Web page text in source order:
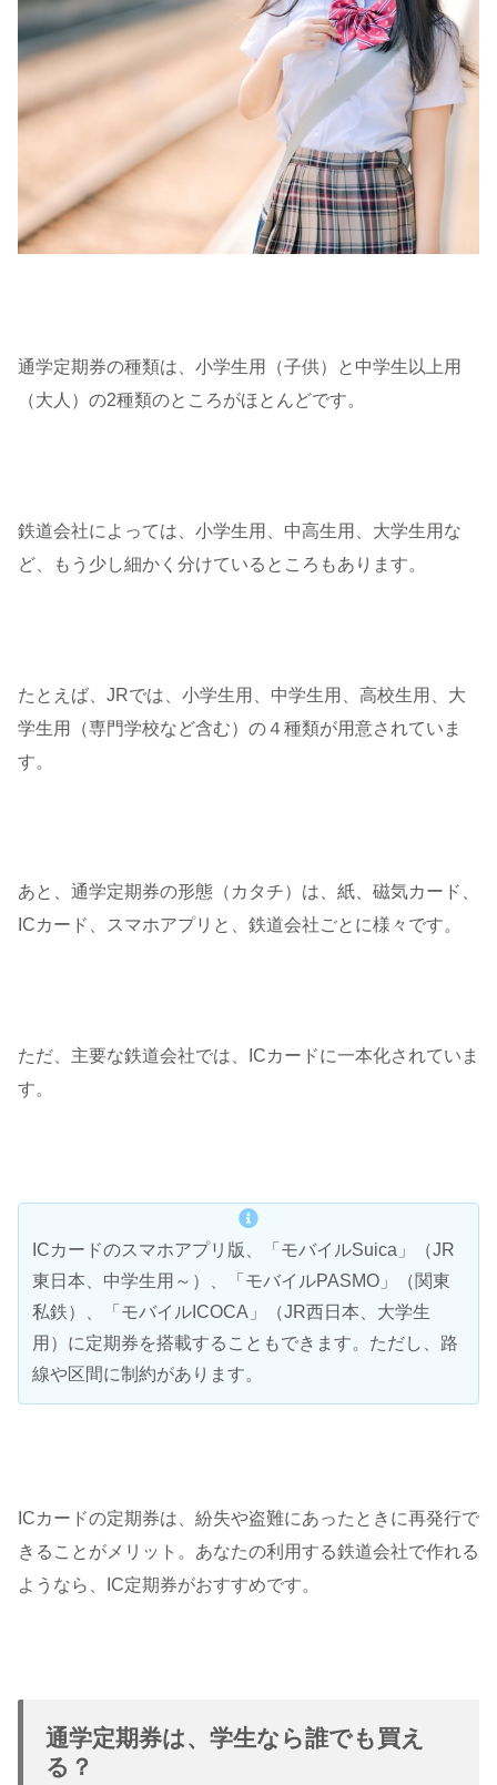
通学定期券の種類は、小学生用（子供）と中学生以上用
（大人）の2種類のところがほとんどです。
鉄道会社によっては、小学生用、中高生用、大学生用な
ど、もう少し細かく分けているところもあります。
たとえば、JRでは、小学生用、中学生用、高校生用、大
学生用（専門学校など含む）の４種類が用意されていま
す。
あと、通学定期券の形態（カタチ）は、紙、磁気カード、
ICカード、スマホアプリと、鉄道会社ごとに様々です。
ただ、主要な鉄道会社では、ICカードに一本化されていま
す。
ICカードのスマホアプリ版、「モバイルSuica」（JR
東日本、中学生用～）、「モバイルPASMO」（関東
私鉄）、「モバイルICOCA」（JR西日本、大学生
用）に定期券を搭載することもできます。ただし、路
線や区間に制約があります。
ICカードの定期券は、紛失や盗難にあったときに再発行で
きることがメリット。あなたの利用する鉄道会社で作れる
ようなら、IC定期券がおすすめです。
通学定期券は、学生なら誰でも買え
る？